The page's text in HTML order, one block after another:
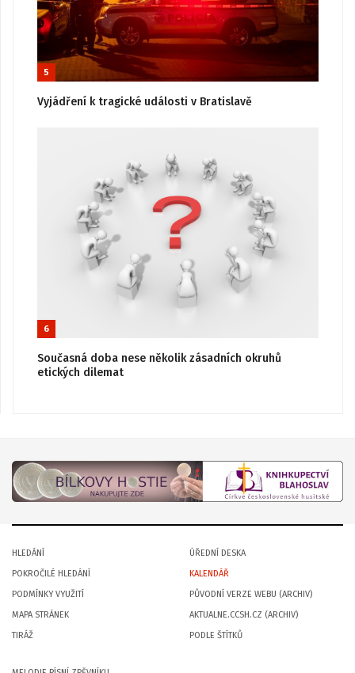
5
Vyjádření k tragické události v Bratislavě
6
Současná doba nese několik zásadních okruhů
etických dilemat
HLEDÁNÍ
POKROČILÉ HLEDÁNÍ
PODMÍNKY VYUŽITÍ
MAPA STRÁNEK
TIRÁŽ
ÚŘEDNÍ DESKA
KALENDÁŘ
PŮVODNÍ VERZE WEBU (ARCHIV)
AKTUALNE.CCSH.CZ (ARCHIV)
PODLE ŠTÍTKŮ